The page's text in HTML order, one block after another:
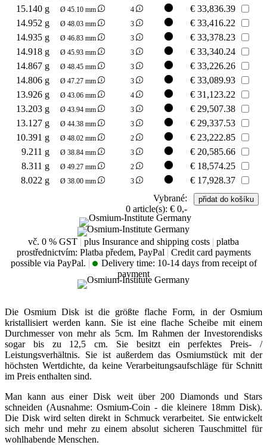
15.140 g
Ø 45.10 mm 4 € 33,836.39
14.952 g
Ø 48.03 mm 3 € 33,416.22
14.935 g
Ø 46.83 mm 3 € 33,378.23
14.918 g
Ø 45.93 mm 3 € 33,340.24
14.867 g
Ø 48.45 mm 3 € 33,226.26
14.806 g
Ø 47.27 mm 3 € 33,089.93
13.926 g
Ø 43.06 mm 4 € 31,123.22
13.203 g
Ø 43.94 mm 3 € 29,507.38
13.127 g
Ø 44.38 mm 3 € 29,337.53
10.391 g
Ø 48.02 mm 2 € 23,222.85
9.211 g
Ø 38.84 mm 3 € 20,585.66
8.311 g
Ø 49.27 mm 2 € 18,574.25
8.022 g
Ø 38.00 mm 3 € 17,928.37
Vybrané:
0 article(s): € 0,-
vč. 0 % GST | plus Insurance and shipping costs | platba
prostřednictvím: Platba předem, PayPal | Credit card payments
possible via PayPal. | Delivery time: 10-14 days from receipt of
payment
Die Osmium Disk ist die größte flache Form, in der Osmium
kristallisiert werden kann. Sie ist eine flache Scheibe mit einem
Durchmesser von mehr als 5cm. Im Rahmen der Investorendisks
sogar bis zu 12,5 cm. Sie besitzt ein perfektes Preis- /
Leistungsverhältnis. Sie ist außerdem das Osmiumstück mit der
höchsten Wertdichte, da keine Verarbeitungsaufschläge für Schnitt
im Preis enthalten sind.
Man kann aus einer Disk weit über 200 Diamonds und Stars
schneiden (Ausnahme: Osmium-Coin - die kleinere 18mm Disk).
Die Disk wird selten direkt in Schmuck verarbeitet. Sie entwickelt
sich mehr und mehr zu einem absolut sicheren Tauschmittel für
wohlhabende Menschen.